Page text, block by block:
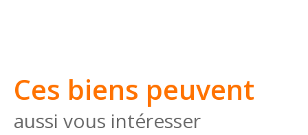
Ces biens peuvent
aussi vous intéresser